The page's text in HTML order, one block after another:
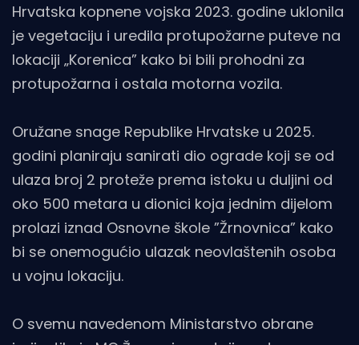
Hrvatska kopnene vojska 2023. godine uklonila
je vegetaciju i uredila protupožarne puteve na
lokaciji „Korenica” kako bi bili prohodni za
protupožarna i ostala motorna vozila.
Oružane snage Republike Hrvatske u 2025.
godini planiraju sanirati dio ograde koji se od
ulaza broj 2 proteže prema istoku u duljini od
oko 500 metara u dionici koja jednim dijelom
prolazi iznad Osnovne škole ”Žrnovnica” kako
bi se onemogućio ulazak neovlaštenih osoba
u vojnu lokaciju.
O svemu navedenom Ministarstvo obrane